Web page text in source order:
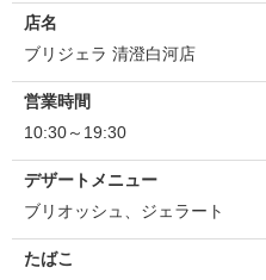
店名
ブリジェラ 清澄白河店
営業時間
10:30～19:30
デザートメニュー
ブリオッシュ、ジェラート
たばこ